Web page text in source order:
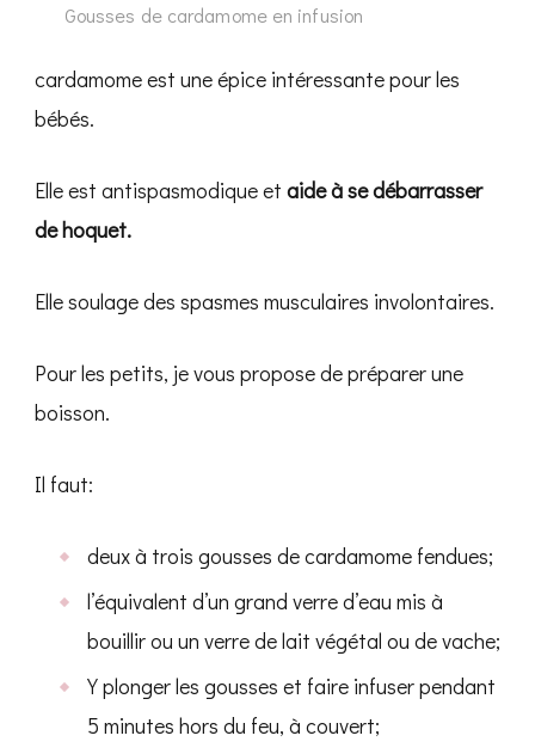
Gousses de cardamome en infusion
cardamome est une épice intéressante pour les
bébés.
Elle est antispasmodique et aide à se débarrasser
de hoquet.
Elle soulage des spasmes musculaires involontaires.
Pour les petits, je vous propose de préparer une
boisson.
Il faut:
deux à trois gousses de cardamome fendues;
l’équivalent d’un grand verre d’eau mis à
bouillir ou un verre de lait végétal ou de vache;
Y plonger les gousses et faire infuser pendant
5 minutes hors du feu, à couvert;